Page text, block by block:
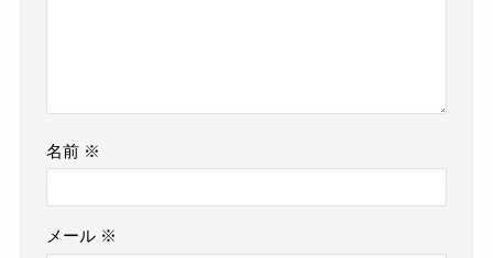
名前 ※
メール ※